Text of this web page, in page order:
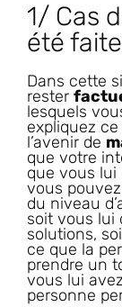
1/ Cas
été
Dans cette
rester
lesquels
expliquez
l’avenir de
que votre
que vous lui
vous
du niveau
soit vous lui
solutions,
ce que la
prendre un
vous lui
personne